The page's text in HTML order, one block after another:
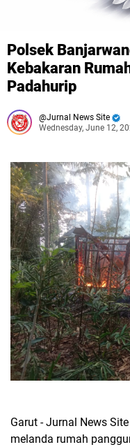
Polsek
Kebakaran
Padahurip
Jurnal News Site
Wednesday, June 12,
Garut - Jurnal News
melanda rumah